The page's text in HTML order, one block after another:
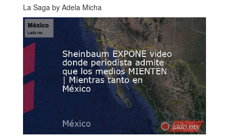
La Saga by Adela Micha